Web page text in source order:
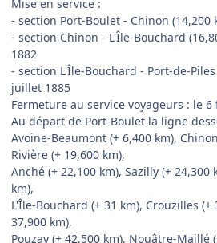
Mise en service :
- section Port-Boulet - Chinon (14,200
- section Chinon - L'Île-Bouchard
1882
- section L'Île-Bouchard - Port-de-
juillet 1885
Fermeture au service voyageurs : le 6
Au départ de Port-Boulet la ligne
Avoine-Beaumont (+ 6,400 km),
Rivière (+ 19,600 km),
Anché (+ 22,100 km), Sazilly (+ 24,300
km),
L'Île-Bouchard (+ 31 km), Crouzilles (+
37,900 km),
Pouzay (+ 42,500 km), Nouâtre-Maillé